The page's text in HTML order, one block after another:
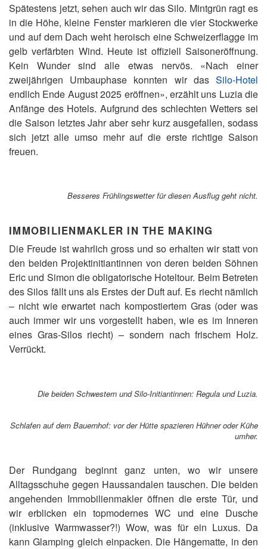
Spätestens jetzt, sehen auch wir das Silo. Mintgrün ragt es
in die Höhe, kleine Fenster markieren die vier Stockwerke
und auf dem Dach weht heroisch eine Schweizerflagge im
gelb verfärbten Wind. Heute ist offiziell Saisoneröffnung.
Kein Wunder sind alle etwas nervös. «Nach einer
zweijährigen Umbauphase konnten wir das Silo-Hotel
endlich Ende August 2025 eröffnen», erzählt uns Luzia die
Anfänge des Hotels. Aufgrund des schlechten Wetters sei
die Saison letztes Jahr aber sehr kurz ausgefallen, sodass
sich jetzt alle umso mehr auf die erste richtige Saison
freuen.
Besseres Frühlingswetter für diesen Ausflug geht nicht.
IMMOBILIENMAKLER IN THE MAKING
Die Freude ist wahrlich gross und so erhalten wir statt von
den beiden Projektinitiantinnen von deren beiden Söhnen
Eric und Simon die obligatorische Hoteltour. Beim Betreten
des Silos fällt uns als Erstes der Duft auf. Es riecht nämlich
– nicht wie erwartet nach kompostiertem Gras (oder was
auch immer wir uns vorgestellt haben, wie es im Inneren
eines Gras-Silos riecht) – sondern nach frischem Holz.
Verrückt.
Die beiden Schwestern und Silo-Initiantinnen: Regula und Luzia.
Schlafen auf dem Bauernhof: vor der Hütte spazieren Hühner oder Kühe
umher.
Der Rundgang beginnt ganz unten, wo wir unsere
Alltagsschuhe gegen Haussandalen tauschen. Die beiden
angehenden Immobilienmakler öffnen die erste Tür, und
wir erblicken ein topmodernes WC und eine Dusche
(inklusive Warmwasser?!) Wow, was für ein Luxus. Da
kann Glamping gleich einpacken. Die Hängematte, in den